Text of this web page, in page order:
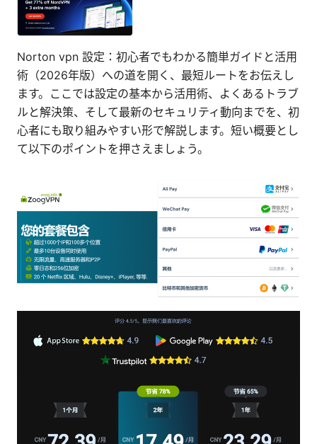
Norton vpn 設定：初心者でもわかる簡単ガイドと活用
術（2026年版）への道を開く、最短ルートをお伝えし
ます。ここでは設定の基本から活用術、よくあるトラブ
ルと解決策、そして最新のセキュリティ動向までを、初
心者にも取り組みやすい形で解説します。短い概要とし
て以下のポイントを押さえましょう。